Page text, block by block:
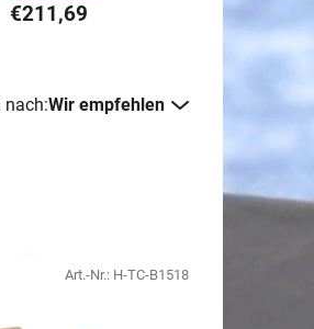
€211,69
nach:Wir empfehlen
Art.-Nr.: H-TC-B1518